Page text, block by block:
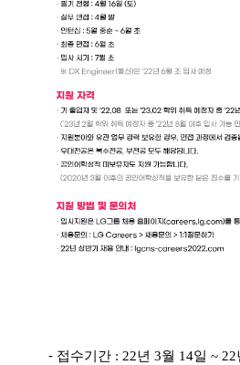
- 접수기간 : 22년 3월 14일 ~ 22